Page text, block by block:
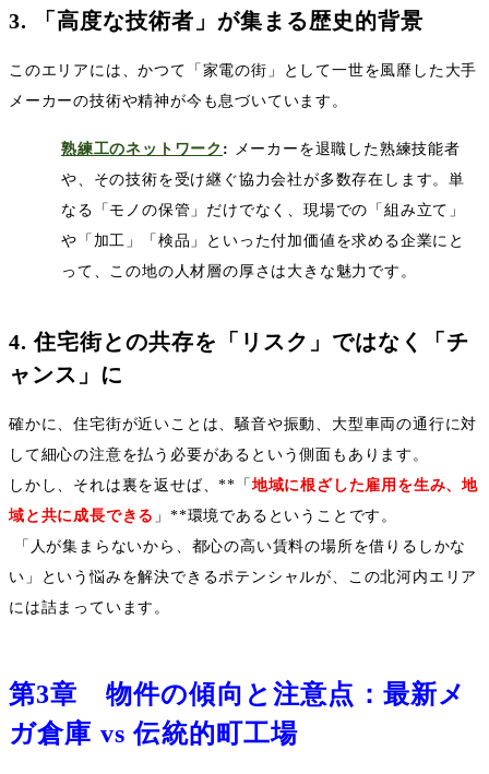
3. 「高度な技術者」が集まる歴史的背景
このエリアには、かつて「家電の街」として一世を風靡した大手
メーカーの技術や精神が今も息づいています。
熟練工のネットワーク : メーカーを退職した熟練技能者
や、その技術を受け継ぐ協力会社が多数存在します。単
なる「モノの保管」だけでなく、現場での「組み立て」
や「加工」「検品」といった付加価値を求める企業にと
って、この地の人材層の厚さは大きな魅力です。
4.住宅街との共存を「リスク」ではなく「チ
ャンス」に
確かに、住宅街が近いことは、騒音や振動、大型車両の通行に対
して細心の注意を払う必要があるという側面もあります。
しかし、それは裏を返せば、** 「 地域に根ざした雇用を生み、地
域と共に成長できる 」**環境であるということです。
「人が集まらないから、都心の高い賃料の場所を借りるしかな
い」という悩みを解決できるポテンシャルが、この北河内エリア
には詰まっています。
第3章 物件の傾向と注意点：最新メ
ガ倉庫 vs伝統的町工場